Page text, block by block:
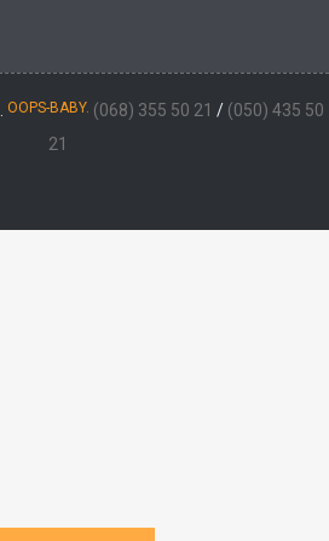
OOPS-BABY. (068) 355 50 21 / (050) 435 50
21